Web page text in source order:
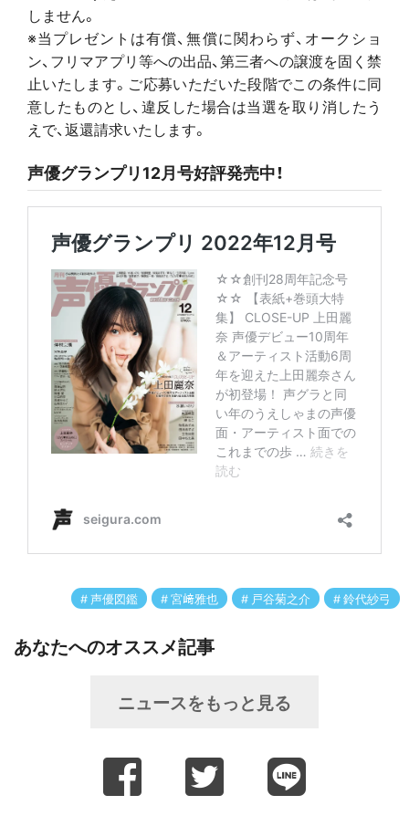
しません。
※当プレゼントは有償、無償に関わらず、オークショ
ン、フリマアプリ等への出品、第三者への譲渡を固く禁
止いたします。ご応募いただいた段階でこの条件に同
意したものとし、違反した場合は当選を取り消したう
えで、返還請求いたします。
声優グランプリ12月号好評発売中！
声優図鑑 宮﨑雅也 戸谷菊之介 鈴代紗弓
あなたへのオススメ記事
ニュースをもっと見る